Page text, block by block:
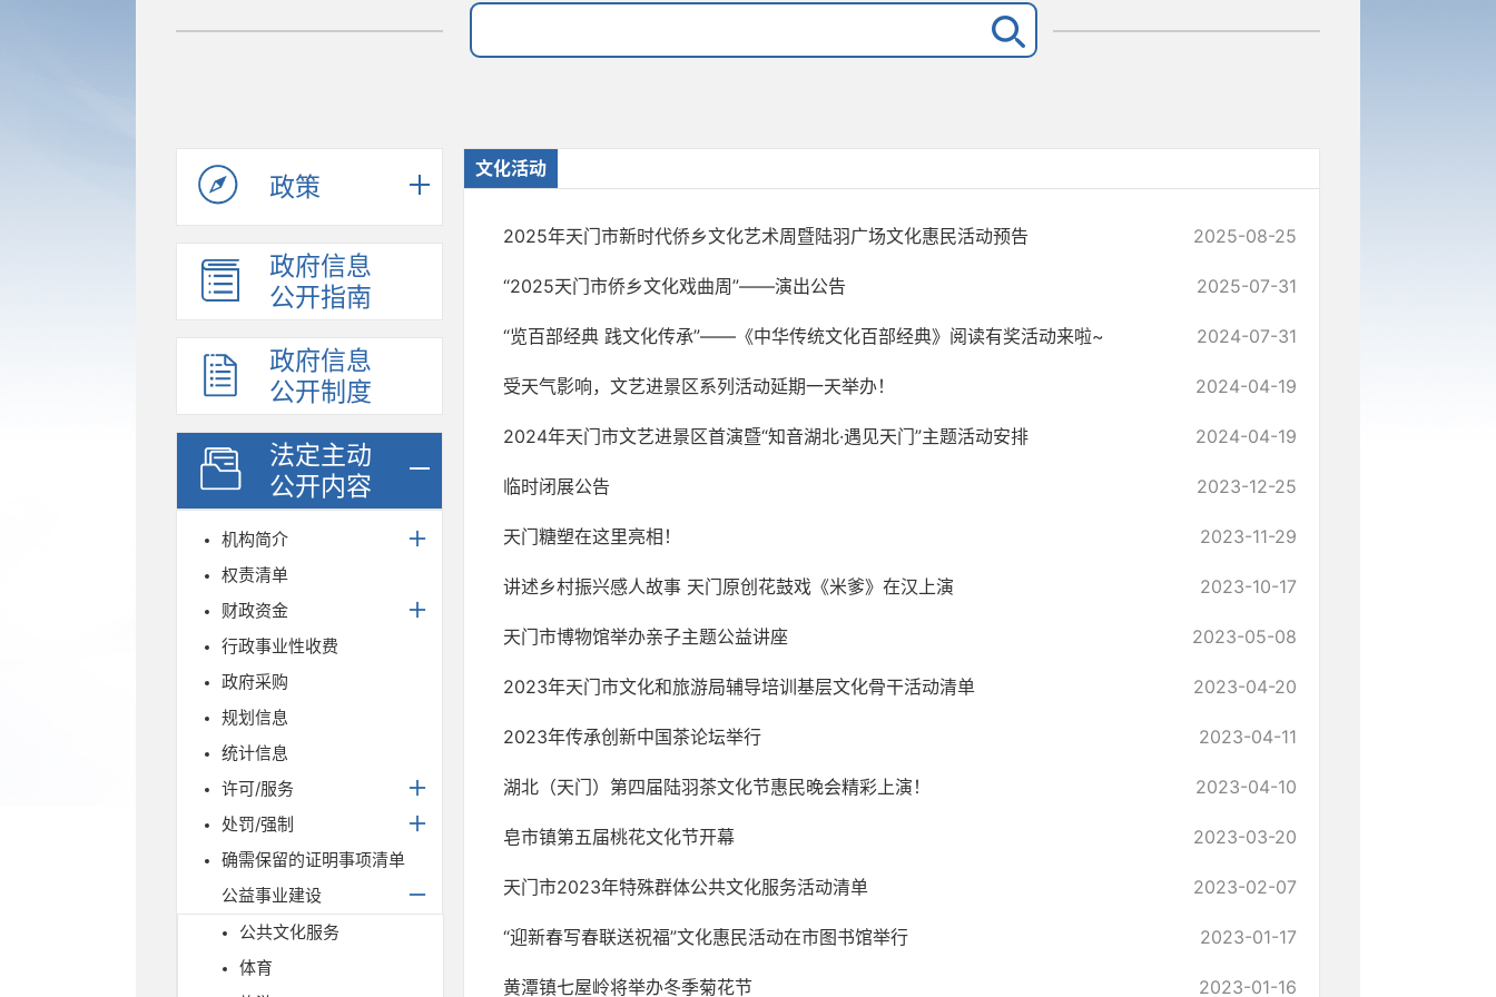
政策
政府信息
公开指南
政府信息
公开制度
法定主动
公开内容
机构简介
权责清单
财政资金
行政事业性收费
政府采购
规划信息
统计信息
许可/服务
处罚/强制
确需保留的证明事项清单
公益事业建设
公共文化服务
体育
文化活动
2025年天门市新时代侨乡文化艺术周暨陆羽广场文化惠民活动预告 2025-08-25
“2025天门市侨乡文化戏曲周”——演出公告 2025-07-31
“览百部经典 践文化传承”——《中华传统文化百部经典》阅读有奖活动来啦~ 2024-07-31
受天气影响，文艺进景区系列活动延期一天举办！ 2024-04-19
2024年天门市文艺进景区首演暨“知音湖北·遇见天门”主题活动安排 2024-04-19
临时闭展公告 2023-12-25
天门糖塑在这里亮相！ 2023-11-29
讲述乡村振兴感人故事 天门原创花鼓戏《米爹》在汉上演 2023-10-17
天门市博物馆举办亲子主题公益讲座 2023-05-08
2023年天门市文化和旅游局辅导培训基层文化骨干活动清单 2023-04-20
2023年传承创新中国茶论坛举行 2023-04-11
湖北（天门）第四届陆羽茶文化节惠民晚会精彩上演！ 2023-04-10
皂市镇第五届桃花文化节开幕 2023-03-20
天门市2023年特殊群体公共文化服务活动清单 2023-02-07
“迎新春写春联送祝福”文化惠民活动在市图书馆举行 2023-01-17
黄潭镇七屋岭将举办冬季菊花节 2023-01-16